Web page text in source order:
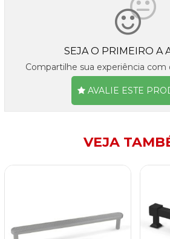
SEJA O PRIMEIRO A
Compartilhe sua experiência com
AVALIE ESTE
VEJA